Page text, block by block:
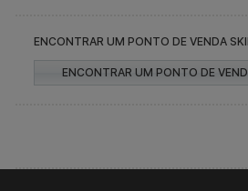
ENCONTRAR UM PONTO DE VENDA
ENCONTRAR UM PONTO DE